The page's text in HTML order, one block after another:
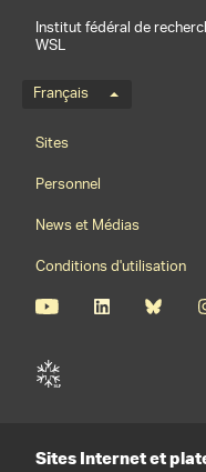
Institut fédéral de
WSL
Menu de
Français
Sites
Personnel
News et Médias
Conditions d'utilisation
Sites Internet et